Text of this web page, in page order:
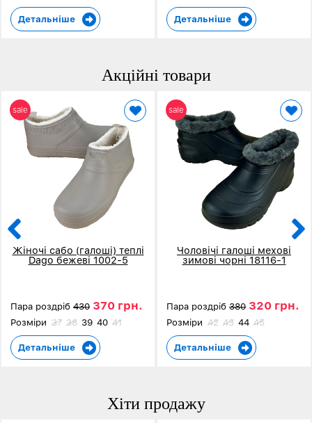
Детальніше Детальніше
Акційні товари
Жіночі сабо (галоші) теплі
Dago бежеві 1002-5
Пара роздріб 430 370 грн.
Розміри 37 38 39 40 41
Детальніше
sale
Чоловічі галоші мехові
зимові чорні 18116-1
Пара роздріб 380 320 грн.
Розміри 42 43 44 45
Детальніше
sale
Хіти продажу